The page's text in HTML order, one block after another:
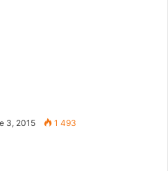
3, 2015 1 493